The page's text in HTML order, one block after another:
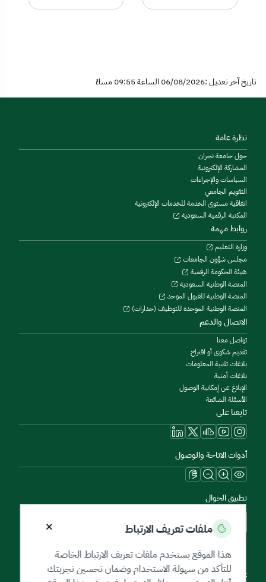
× ملفات تعريف الارتباط
هذا الموقع يستخدم ملفات تعريف الارتباط الخاصة
للتأكد من سهولة الاستخدام وضمان تحسين تجربتك
تاريخ آخر تعديل :06/08/2026 الساعة 09:55 مساءً
نظرة عامة
حول جامعة نجران
المشاركة الإلكترونية
السياسات والإجراءات
التقويم الجامعي
اتفاقية مستوى الخدمة للخدمات الإلكترونية
المكتبة الرقمية السعودية
روابط مهمة
وزارة التعليم
مجلس شؤون الجامعات
هيئة الحكومة الرقمية
المنصة الوطنية السعودية
المنصة الوطنية للقبول الموحد
المنصة الوطنية الموحدة للتوظيف (جدارات)
الاتصال والدعم
تواصل معنا
تقديم شكوى أو اقتراح
بلاغات تقنية المعلومات
بلاغات أمنية
الإبلاغ عن إمكانية الوصول
الأسئلة الشائعة
تابعنا على
أدوات الاتاحة والوصول
تطبيق الجوال
خريطة الموقع